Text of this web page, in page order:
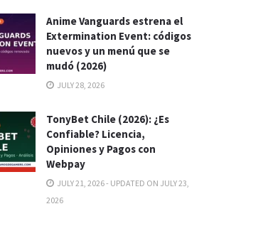
Anime Vanguards estrena el
Extermination Event: códigos
nuevos y un menú que se
mudó (2026)
JULY 28, 2026
TonyBet Chile (2026): ¿Es
Confiable? Licencia,
Opiniones y Pagos con
Webpay
JULY 21, 2026 - UPDATED ON JULY 23,
2026